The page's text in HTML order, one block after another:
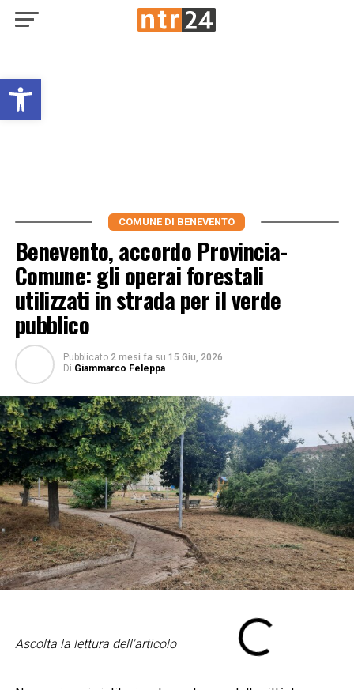
Open toolbar
COMUNE DI BENEVENTO
Benevento, accordo Provincia-
Comune: gli operai forestali
utilizzati in strada per il verde
pubblico
Pubblicato 2 mesi fa su 15 Giu, 2026
Di Giammarco Feleppa
Ascolta la lettura dell'articolo